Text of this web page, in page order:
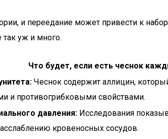
и переедание может привести к
так уж и много.
Что будет, если есть чеснок
Чеснок содержит аллицин,
и противогрибковыми свойствами.
давления: Исследования
кровеносных сосудов.